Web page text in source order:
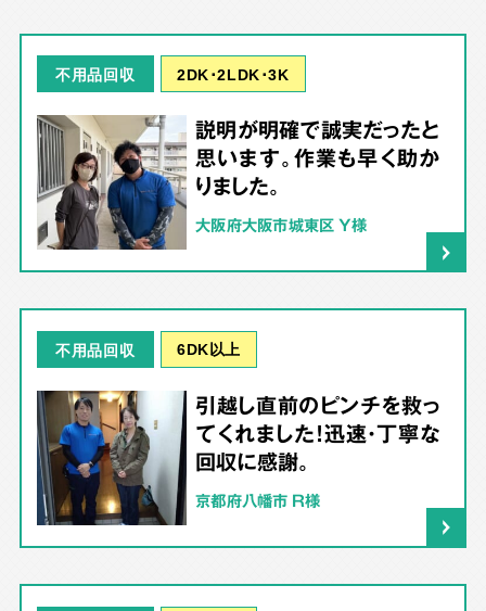
不用品回収 2DK･2LDK･3K
説明が明確で誠実だったと
思います。作業も早く助か
りました。
大阪府大阪市城東区 Y様
不用品回収 6DK以上
引越し直前のピンチを救っ
てくれました！迅速・丁寧な
回収に感謝。
京都府八幡市 R様